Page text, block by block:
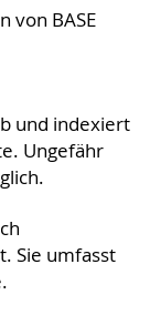
von BASE
und indexiert
Ungefähr
Sie umfasst